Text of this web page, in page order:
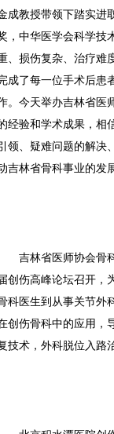
成教授带领下踏实进
，中华医学会科学技
、损伤复杂、治疗难
成了每一位手术后患
。今天举办吉林省医
经验和学术成果，相
领、疑难问题的解决
吉林省骨科事业的发
吉林省医师协会骨科
创伤高峰论坛召开，
科医生到从事关节外
创伤骨科中的应用，
技术，外科脱位入路